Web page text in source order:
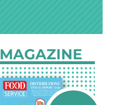
MAGAZINE